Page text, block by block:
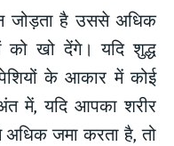
जोड़ता है उससे अधिक
को खो देंगे। यदि शुद्ध
के आकार में कोई
अंत में, यदि आपका शरीर
अधिक जमा करता है, तो